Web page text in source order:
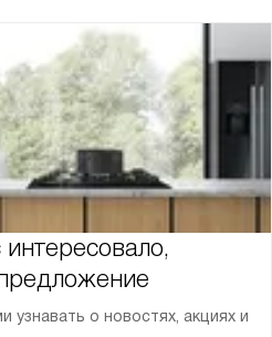
о новостях, акциях и